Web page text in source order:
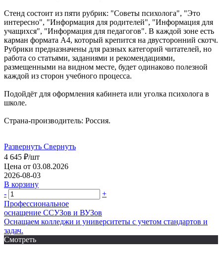
Стенд состоит из пяти рубрик: "Советы психолога", "Это
интересно", "Информация для родителей", "Информация для
учащихся", "Информация для педагогов". В каждой зоне есть
карман формата А4, который крепится на двусторонний скотч.
Рубрики предназначены для разных категорий читателей, но
работа со статьями, заданиями и рекомендациями,
размещенными на видном месте, будет одинаково полезной
каждой из сторон учебного процесса.
Подойдёт для оформления кабинета или уголка психолога в
школе.
Страна-производитель: Россия.
Развернуть Свернуть
4 645 ₽/шт
Цена от 03.08.2026
2026-08-03
В корзину
-
+
Профессиональное
оснащение CСУЗов и ВУЗов
Оснащаем колледжи и университеты с учетом стандартов и
задач.
Смотреть